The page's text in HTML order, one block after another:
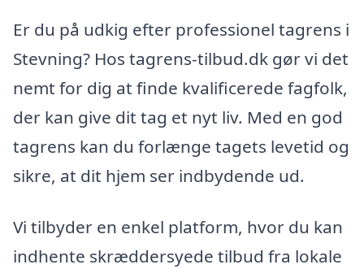
Er du på udkig efter professionel tagrens i
Stevning? Hos tagrens-tilbud.dk gør vi det
nemt for dig at finde kvalificerede fagfolk,
der kan give dit tag et nyt liv. Med en god
tagrens kan du forlænge tagets levetid og
sikre, at dit hjem ser indbydende ud.
Vi tilbyder en enkel platform, hvor du kan
indhente skræddersyede tilbud fra lokale